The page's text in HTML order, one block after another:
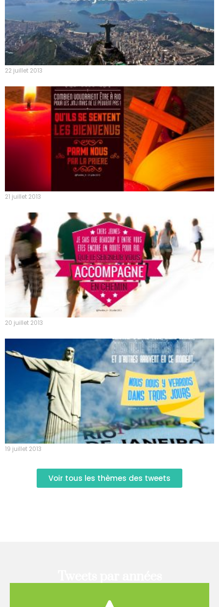
22 juillet 2013
21 juillet 2013
20 juillet 2013
19 juillet 2013
Voir tous les thèmes des tweets